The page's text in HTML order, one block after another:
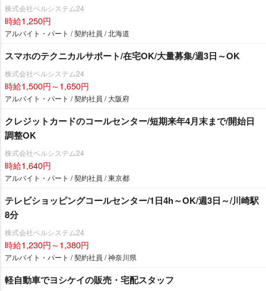
株式会社ベルシステム24
時給1,250円
アルバイト・パート / 契約社員 / 北海道
スマホのテクニカルサポート/在宅OK/大量募集/週3日～OK
株式会社ベルシステム24
時給1,500円～1,650円
アルバイト・パート / 契約社員 / 大阪府
クレジットカードのコールセンター/短期来年4月末まで/開始日
調整OK
株式会社ベルシステム24
時給1,640円
アルバイト・パート / 契約社員 / 東京都
テレビショッピングコールセンター/1日4h～OK/週3日～/川崎駅
8分
株式会社ベルシステム24
時給1,230円～1,380円
アルバイト・パート / 契約社員 / 神奈川県
軽自動車でヨシケイの販売・宅配スタッフ